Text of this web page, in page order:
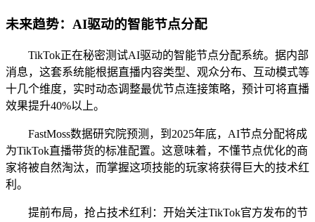
未来趋势：AI驱动的智能节点分配
TikTok正在秘密测试AI驱动的智能节点分配系统。据内部
消息，这套系统能根据直播内容类型、观众分布、互动模式等
十几个维度，实时动态调整最优节点连接策略，预计可将直播
效果提升40%以上。
FastMoss数据研究院预测，到2025年底，AI节点分配将成
为TikTok直播带货的标准配置。这意味着，不懂节点优化的商
家将被自然淘汰，而掌握这项技能的玩家将获得巨大的技术红
利。
提前布局，抢占技术红利：开始关注TikTok官方发布的节